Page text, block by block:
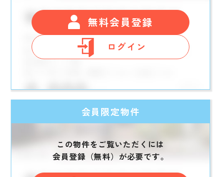
無料会員登録
ログイン
会員限定物件
この物件をご覧いただくには
会員登録（無料）が必要です。